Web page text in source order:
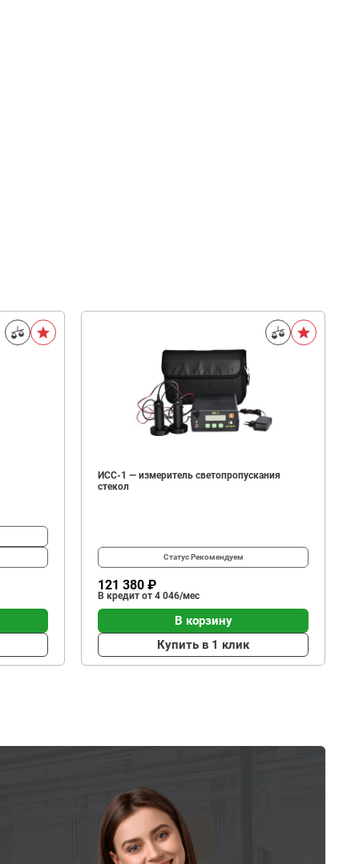
ИСС-1 — измеритель светопропускания
стекол
СтатусРекомендуем
121 380 ₽
В кредит от 4 046/мес
В корзину
Купить в 1 клик